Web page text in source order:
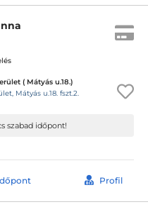
( Mátyás u.18.)
Mátyás u.18. fszt.2.
szabad időpont!
Profil